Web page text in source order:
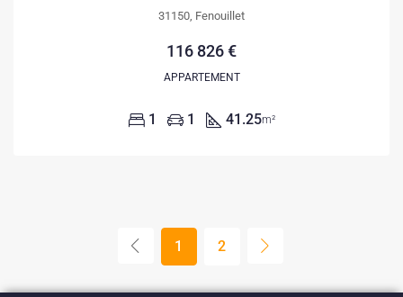
31150, Fenouillet
116 826 €
APPARTEMENT
1 1 41.25m²
1 2